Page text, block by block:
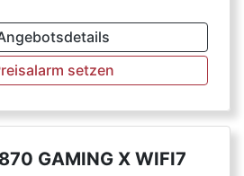
setzen
GAMING X WIFI7